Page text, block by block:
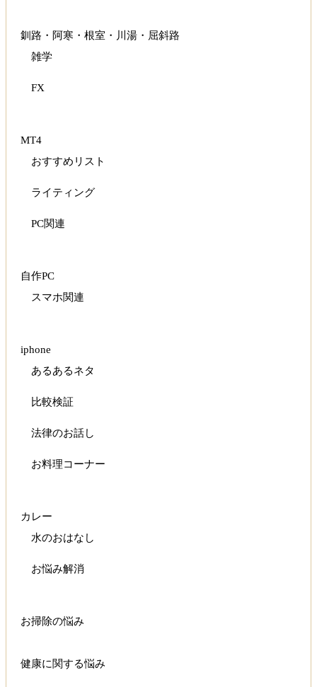
釧路・阿寒・根室・川湯・屈斜路
雑学
FX
MT4
おすすめリスト
ライティング
PC関連
自作PC
スマホ関連
iphone
あるあるネタ
比較検証
法律のお話し
お料理コーナー
カレー
水のおはなし
お悩み解消
お掃除の悩み
健康に関する悩み